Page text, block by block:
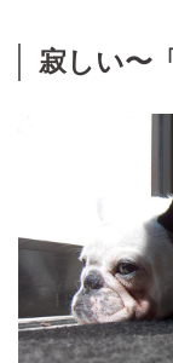
寂しい〜